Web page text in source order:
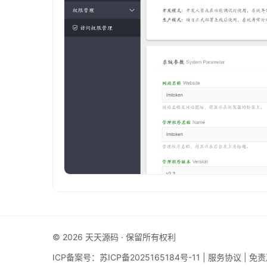
© 2026 天天源码 · 保留所有权利
ICP备案号： 苏ICP备2025165184号-11 服务协议 免